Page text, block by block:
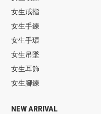
女生戒指
女生手鍊
女生手環
女生吊墜
女生耳飾
女生腳鍊
NEW ARRIVAL